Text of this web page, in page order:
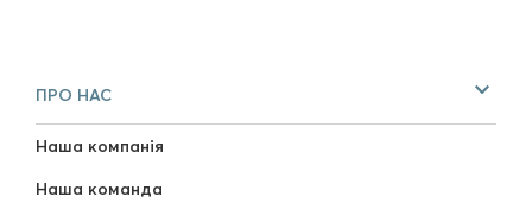
ПРО НАС
Наша компанія
Наша команда